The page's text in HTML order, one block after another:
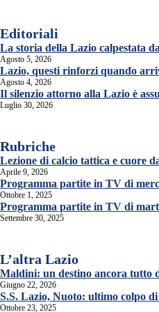
Editoriali
La storia della Lazio calpestata
Agosto 5, 2026
Lazio, questi rinforzi quando
Agosto 4, 2026
Il silenzio attorno alla Lazio è
Luglio 30, 2026
Rubriche
Lezione di calcio tattica e cuore
Aprile 9, 2026
Programma partite in TV di
Ottobre 1, 2025
Programma partite in TV di
Settembre 30, 2025
L’altra Lazio
Maldini: un destino ancora tutto
Giugno 22, 2026
S.S. Lazio, Nuoto: ultimo colpo
Ottobre 23, 2025